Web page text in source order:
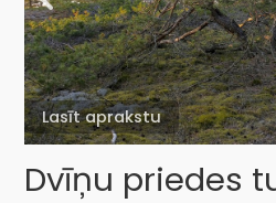
Lasīt aprakstu
Dvīņu priedes